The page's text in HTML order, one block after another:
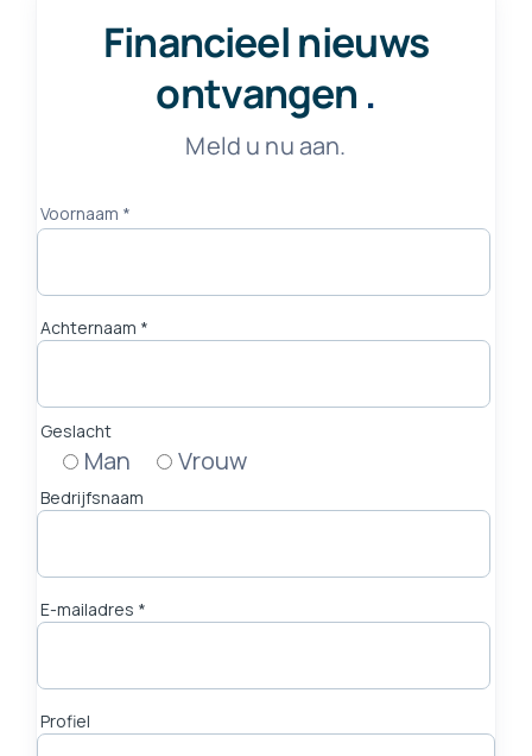
Financieel nieuws
ontvangen .
Meld u nu aan.